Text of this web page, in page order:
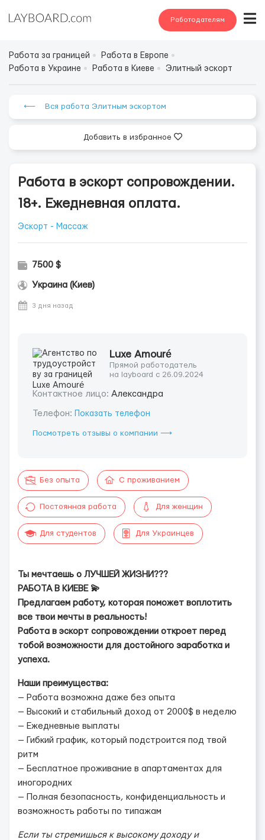
Работодателям
Работа за границей
Работа в Европе
Работа в Украине
Работа в Киеве Элитный эскорт
⟵ Вся работа Элитным эскортом
Добавить в избранное
Работа в эскорт сопровождении.
18+. Ежедневная оплата.
Эскорт - Массаж
7500 $
Украина (Киев)
3 дня назад
Luxe Amouré
Прямой работодатель
на layboard с 26.09.2024
Контактное лицо: Александра
Телефон: Показать телефон
Посмотреть отзывы о компании ⟶
Без опыта С проживанием
Постоянная работа Для женщин
Для студентов Для Украинцев
Ты мечтаешь о ЛУЧШЕЙ ЖИЗНИ???
РАБОТА В КИЕВЕ 💫
Предлагаем работу, которая поможет воплотить
все твои мечты в реальность!
Работа в эскорт сопровождении откроет перед
тобой возможности для достойного заработка и
успеха.
Наши преимущества:
— Работа возможна даже без опыта
— Высокий и стабильный доход от 2000$ в неделю
— Ежедневные выплаты
— Гибкий график, который подстроится под твой
ритм
— Бесплатное проживание в апартаментах для
иногородних
— Полная безопасность, конфиденциальность и
возможность работы по типажам
Если ты стремишься к высокому доходу и